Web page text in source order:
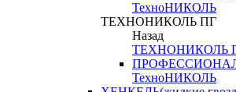
ТехноНИКОЛЬ
ТЕХНОНИКОЛЬ ПГ
Назад
ТЕХНОНИКОЛЬ
ТехноНИКОЛЬ